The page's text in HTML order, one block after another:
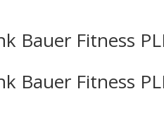
Bauer Fitness
Bauer Fitness